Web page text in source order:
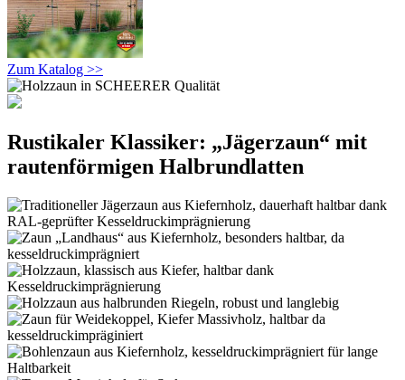
Zum Katalog >>
Rustikaler Klassiker: „Jägerzaun“ mit
rautenförmigen Halbrundlatten